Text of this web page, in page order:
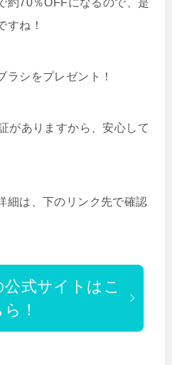
約70％OFFになるので、是
すね！
ラシをプレゼント！
がありますから、安心して
細は、下のリンク先で確認
式サイトはこ
！